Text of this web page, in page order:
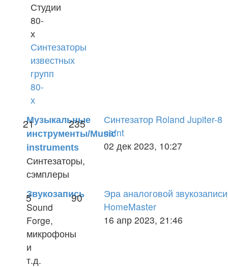
Студии
80-
х
Синтезаторы
известных
групп
80-
х
Музыкальные
инструменты/Music
instruments
Синтезаторы,
сэмплеры
21 235
Синтезатор Roland Jupiter-8
nafnt
Перейти
02 дек 2023, 10:27
Звукозапись
Sound
Forge,
микрофоны
и
т.д.
5 90
Эра аналоговой звукозаписи
HomeMaster
Перейти
16 апр 2023, 21:46